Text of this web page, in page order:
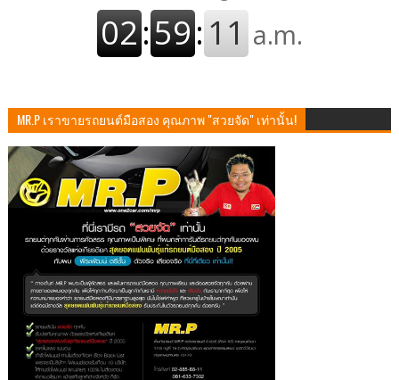
MR.P เราขายรถยนต์มือสอง คุณภาพ "สวยจัด" เท่านั้น!